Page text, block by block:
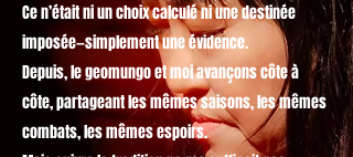
Ce n’était ni un choix calculé ni une destinée
imposée—simplement une évidence.
Depuis, le geomungo et moi avançons côte à
côte, partageant les mêmes saisons, les mêmes
combats, les mêmes espoirs.